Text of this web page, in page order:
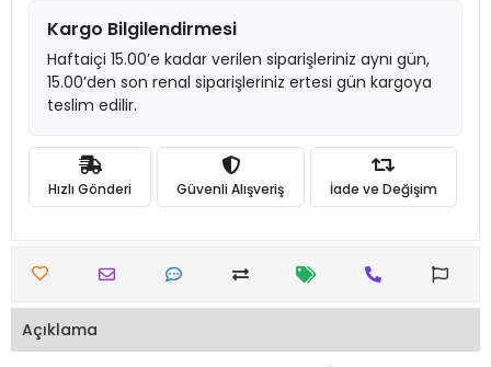
Kargo Bilgilendirmesi
Haftaiçi 15.00’e kadar verilen siparişleriniz aynı gün,
15.00’den son renal siparişleriniz ertesi gün kargoya
teslim edilir.
Hızlı Gönderi Güvenli Alışveriş İade ve Değişim
Açıklama